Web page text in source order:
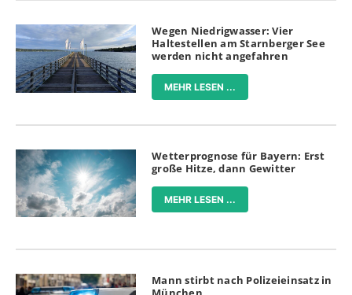
Wegen Niedrigwasser: Vier
Haltestellen am Starnberger See
werden nicht angefahren
MEHR LESEN ...
Wetterprognose für Bayern: Erst
große Hitze, dann Gewitter
MEHR LESEN ...
Mann stirbt nach Polizeieinsatz in